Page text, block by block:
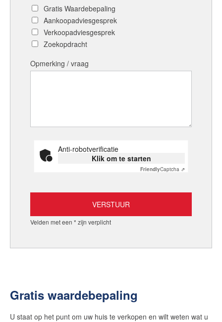
Gratis Waardebepaling
Aankoopadviesgesprek
Verkoopadviesgesprek
Zoekopdracht
Opmerking / vraag
Anti-robotverificatie
Klik om te starten
FriendlyCaptcha ⇗
Velden met een * zijn verplicht
Gratis waardebepaling
U staat op het punt om uw huis te verkopen en wilt weten wat u